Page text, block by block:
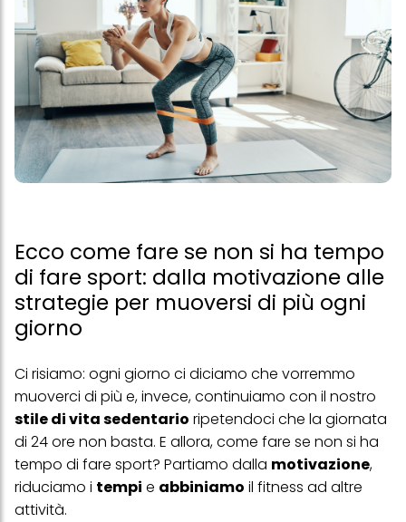
Ecco come fare se non si ha tempo
di fare sport: dalla motivazione alle
strategie per muoversi di più ogni
giorno
Ci risiamo: ogni giorno ci diciamo che vorremmo
muoverci di più e, invece, continuiamo con il nostro
stile di vita sedentario ripetendoci che la giornata
di 24 ore non basta. E allora, come fare se non si ha
tempo di fare sport? Partiamo dalla motivazione,
riduciamo i tempi e abbiniamo il fitness ad altre
attività.